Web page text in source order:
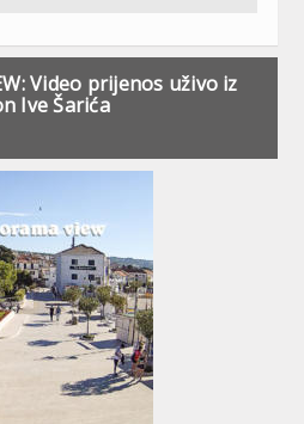
Video prijenos uživo iz
Ive Šarića